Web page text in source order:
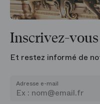
Inscrivez-
Et restez informé de
Adresse e-mail